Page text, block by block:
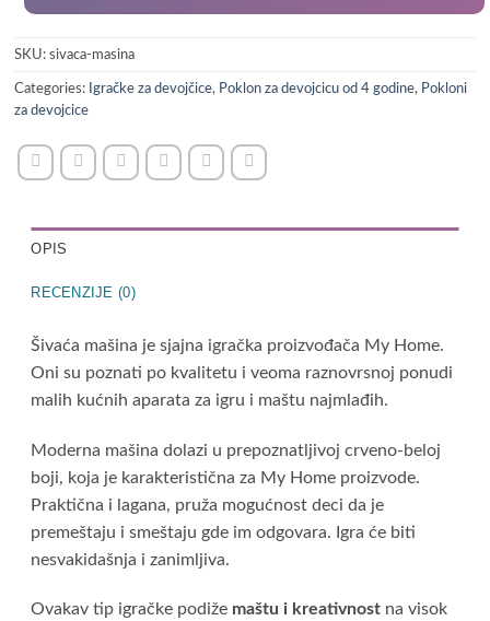
SKU:sivaca-masina
Categories: Igračke za devojčice, Poklon za devojcicu od 4 godine, Pokloni
za devojcice
OPIS
RECENZIJE (0)
Šivaća mašina je sjajna igračka proizvođača My Home.
Oni su poznati po kvalitetu i veoma raznovrsnoj ponudi
malih kućnih aparata za igru i maštu najmlađih.
Moderna mašina dolazi u prepoznatljivoj crveno-beloj
boji, koja je karakteristična za My Home proizvode.
Praktična i lagana, pruža mogućnost deci da je
premeštaju i smeštaju gde im odgovara. Igra će biti
nesvakidašnja i zanimljiva.
Ovakav tip igračke podiže maštu i kreativnost na visok